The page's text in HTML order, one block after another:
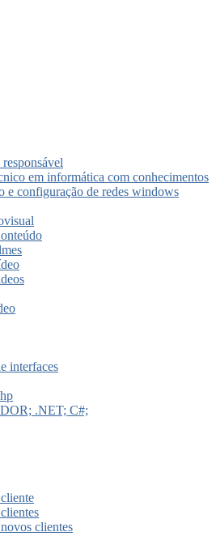
em informática com conhecimentos
e configuração de redes windows
interfaces
.NET; C#;
clientes